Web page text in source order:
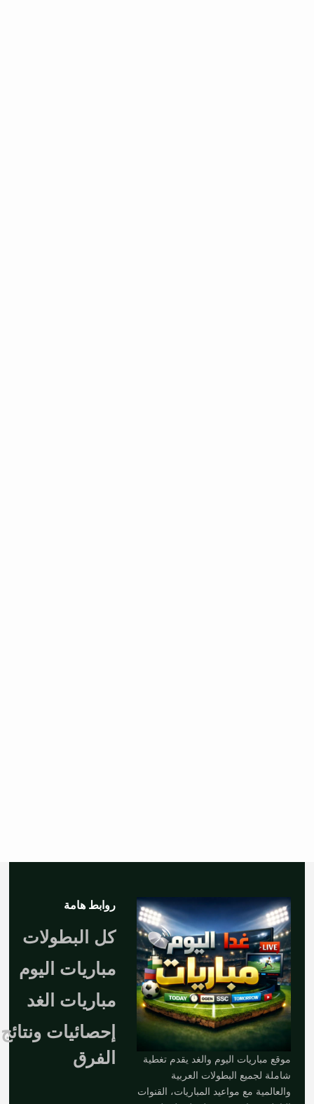
موقع مباريات اليوم والغد يقدم تغطية
شاملة لجميع البطولات العربية
والعالمية مع مواعيد المباريات، القنوات
روابط هامة
كل البطولات
مباريات اليوم
مباريات الغد
إحصائيات ونتائج
الفرق